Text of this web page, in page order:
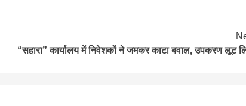
“सहारा” कार्यालय में निवेशकों ने जमकर काटा बवाल, उपकरण लूट